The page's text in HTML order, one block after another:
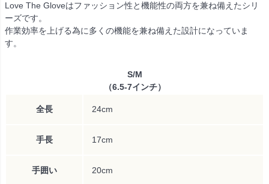
Love The Gloveはファッション性と機能性の両方を兼ね備えたシリ
ーズです。
作業効率を上げる為に多くの機能を兼ね備えた設計になっていま
す。
S/M
（6.5-7インチ）
全長 24cm
手長 17cm
手囲い 20cm